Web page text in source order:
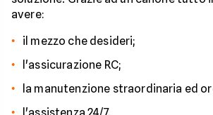
avere:
il mezzo che desideri;
l'assicurazione RC;
la manutenzione straordinaria ed